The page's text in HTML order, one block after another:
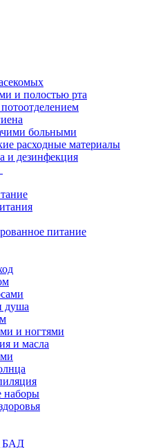
и полостью рта
больными
расходные материалы
и дезинфекция
питание
душа
и ногтями
и масла
наборы
БАД